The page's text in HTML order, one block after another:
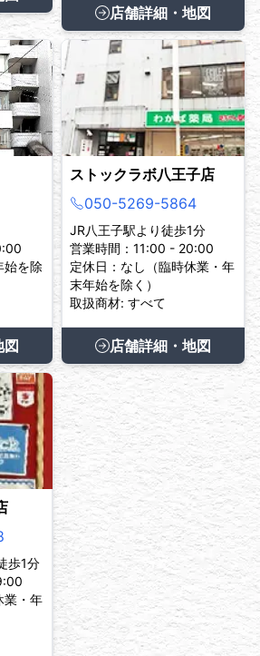
店舗詳細・地図
始を除
図
ストックラボ八王子店
050-5269-5864
JR八王子駅より徒歩1分
営業時間：11:00 - 20:00
定休日：なし（臨時休業・年
末年始を除く）
取扱商材: すべて
店舗詳細・地図
歩1分
業・年